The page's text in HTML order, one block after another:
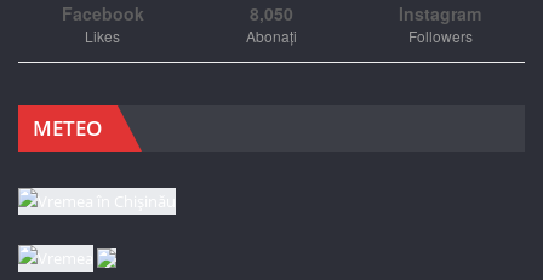
Facebook
Likes
8,050
Abonați
Instagram
Followers
METEO